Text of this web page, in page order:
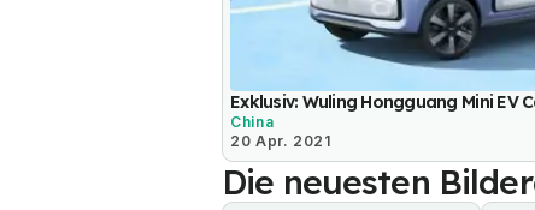
Exklusiv: Wuling Hongguang Mini EV
China
20 Apr. 2021
Die neuesten